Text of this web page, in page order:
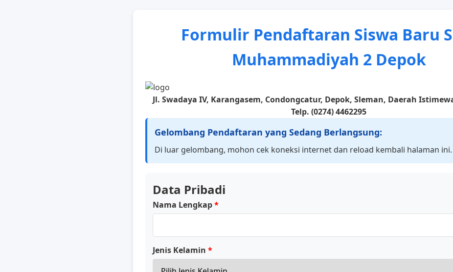
Formulir Pendaftaran Siswa Baru
Muhammadiyah 2 Depok
Jl. Swadaya IV, Karangasem, Condongcatur, Depok, Sleman, Daerah
Telp. (0274) 4462295
Gelombang Pendaftaran yang Sedang Berlangsung:
Di luar gelombang, mohon cek koneksi internet dan reload kembali halaman ini.
Data Pribadi
Nama Lengkap
Jenis Kelamin